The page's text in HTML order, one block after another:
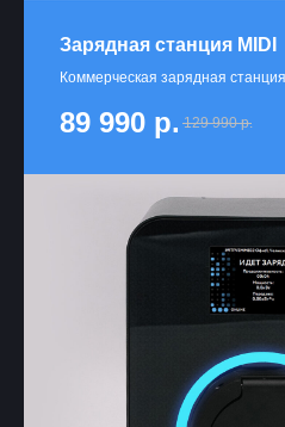
Зарядная станция MIDI
Коммерческая зарядная
89 990 р. 129 990 р.